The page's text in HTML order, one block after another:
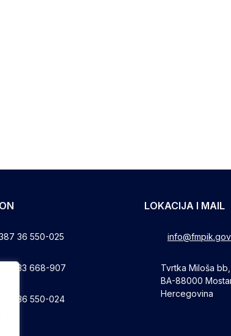
36 550-025
33 668-907
36 550-024
LOKACIJA I MAIL
Tvrtka Miloša bb,
BA-88000
Hercegovina